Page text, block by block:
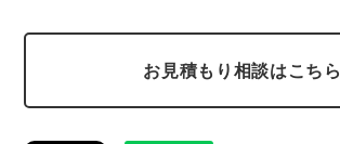
お見積もり相談はこちら